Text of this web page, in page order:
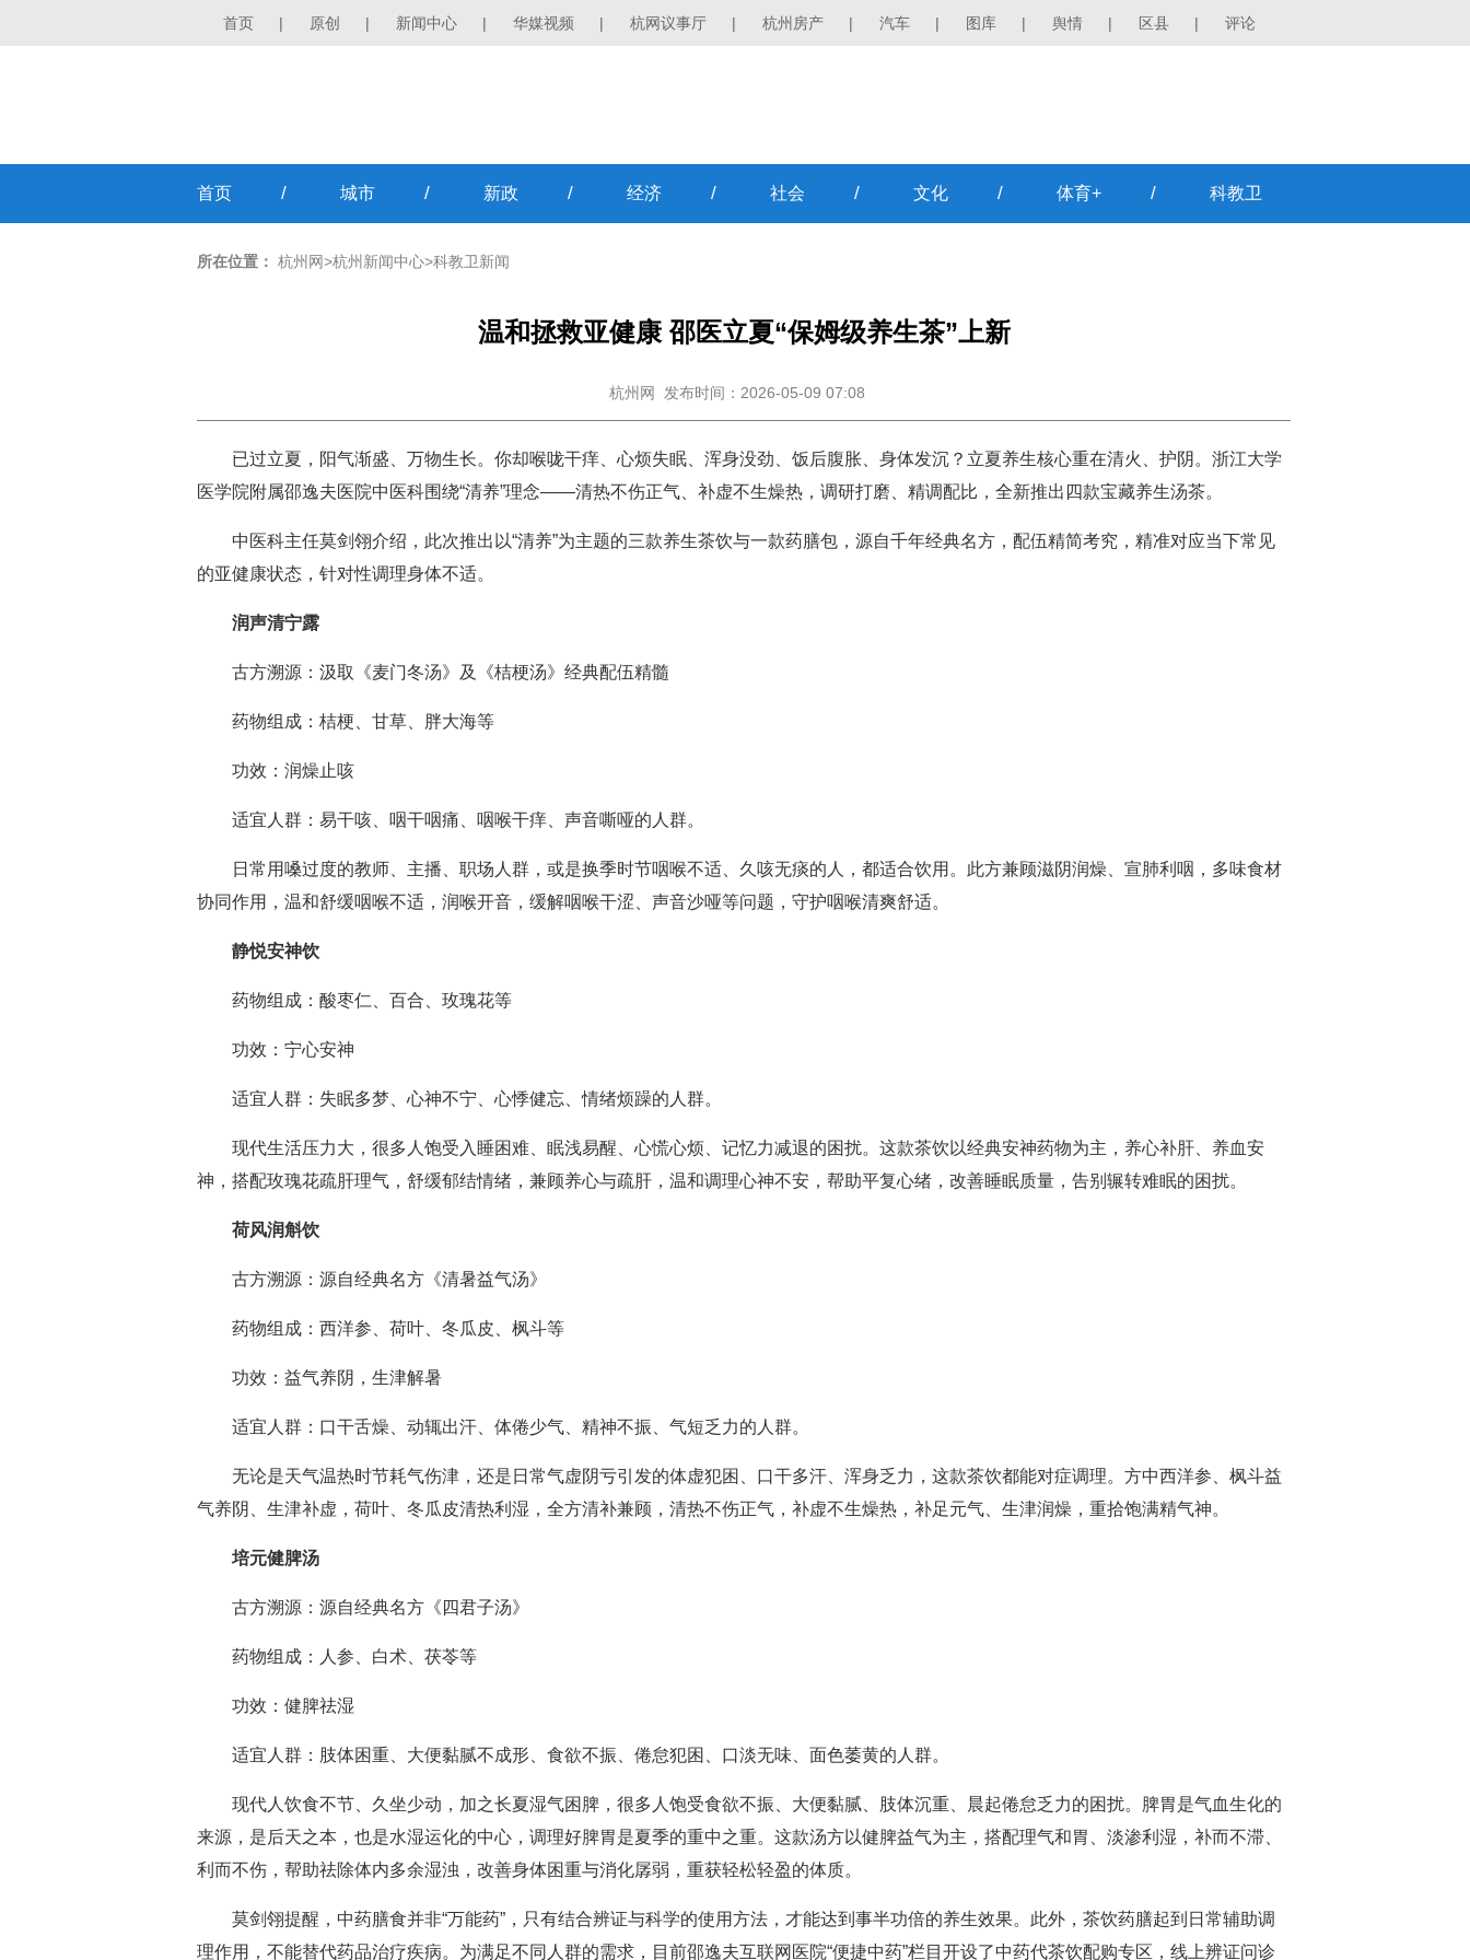
首页 | 原创 | 新闻中心 | 华媒视频 | 杭网议事厅 | 杭州房产 | 汽车 | 图库 | 舆情 | 区县 | 评论
首页 / 城市 / 新政 / 经济 / 社会 / 文化 / 体育+ / 科教卫
所在位置： 杭州网>杭州新闻中心>科教卫新闻
温和拯救亚健康 邵医立夏“保姆级养生茶”上新
杭州网 发布时间：2026-05-09 07:08
已过立夏，阳气渐盛、万物生长。你却喉咙干痒、心烦失眠、浑身没劲、饭后腹胀、身体发沉？立夏养生核心重在清火、护阴。浙江大学
医学院附属邵逸夫医院中医科围绕“清养”理念——清热不伤正气、补虚不生燥热，调研打磨、精调配比，全新推出四款宝藏养生汤茶。
中医科主任莫剑翎介绍，此次推出以“清养”为主题的三款养生茶饮与一款药膳包，源自千年经典名方，配伍精简考究，精准对应当下常见
的亚健康状态，针对性调理身体不适。
润声清宁露
古方溯源：汲取《麦门冬汤》及《桔梗汤》经典配伍精髓
药物组成：桔梗、甘草、胖大海等
功效：润燥止咳
适宜人群：易干咳、咽干咽痛、咽喉干痒、声音嘶哑的人群。
日常用嗓过度的教师、主播、职场人群，或是换季时节咽喉不适、久咳无痰的人，都适合饮用。此方兼顾滋阴润燥、宣肺利咽，多味食材
协同作用，温和舒缓咽喉不适，润喉开音，缓解咽喉干涩、声音沙哑等问题，守护咽喉清爽舒适。
静悦安神饮
药物组成：酸枣仁、百合、玫瑰花等
功效：宁心安神
适宜人群：失眠多梦、心神不宁、心悸健忘、情绪烦躁的人群。
现代生活压力大，很多人饱受入睡困难、眠浅易醒、心慌心烦、记忆力减退的困扰。这款茶饮以经典安神药物为主，养心补肝、养血安
神，搭配玫瑰花疏肝理气，舒缓郁结情绪，兼顾养心与疏肝，温和调理心神不安，帮助平复心绪，改善睡眠质量，告别辗转难眠的困扰。
荷风润斛饮
古方溯源：源自经典名方《清暑益气汤》
药物组成：西洋参、荷叶、冬瓜皮、枫斗等
功效：益气养阴，生津解暑
适宜人群：口干舌燥、动辄出汗、体倦少气、精神不振、气短乏力的人群。
无论是天气温热时节耗气伤津，还是日常气虚阴亏引发的体虚犯困、口干多汗、浑身乏力，这款茶饮都能对症调理。方中西洋参、枫斗益
气养阴、生津补虚，荷叶、冬瓜皮清热利湿，全方清补兼顾，清热不伤正气，补虚不生燥热，补足元气、生津润燥，重拾饱满精气神。
培元健脾汤
古方溯源：源自经典名方《四君子汤》
药物组成：人参、白术、茯苓等
功效：健脾祛湿
适宜人群：肢体困重、大便黏腻不成形、食欲不振、倦怠犯困、口淡无味、面色萎黄的人群。
现代人饮食不节、久坐少动，加之长夏湿气困脾，很多人饱受食欲不振、大便黏腻、肢体沉重、晨起倦怠乏力的困扰。脾胃是气血生化的
来源，是后天之本，也是水湿运化的中心，调理好脾胃是夏季的重中之重。这款汤方以健脾益气为主，搭配理气和胃、淡渗利湿，补而不滞、
利而不伤，帮助祛除体内多余湿浊，改善身体困重与消化孱弱，重获轻松轻盈的体质。
莫剑翎提醒，中药膳食并非“万能药”，只有结合辨证与科学的使用方法，才能达到事半功倍的养生效果。此外，茶饮药膳起到日常辅助调
理作用，不能替代药品治疗疾病。为满足不同人群的需求，目前邵逸夫互联网医院“便捷中药”栏目开设了中药代茶饮配购专区，线上辨证问诊